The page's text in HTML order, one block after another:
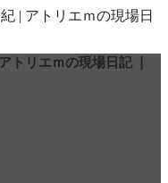
トリエｍの現場日記 ❘